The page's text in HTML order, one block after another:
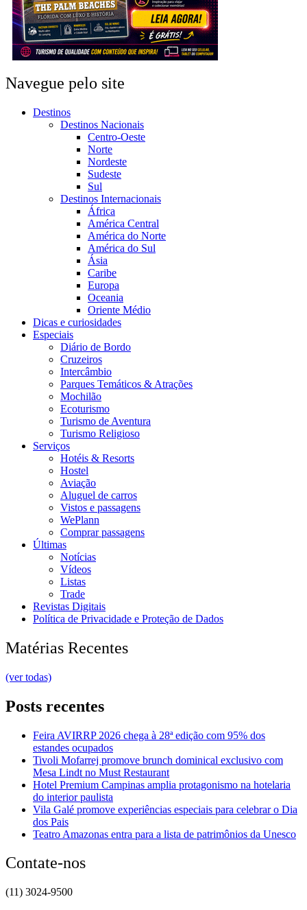
Navegue pelo site
Destinos
Destinos Nacionais
Centro-Oeste
Norte
Nordeste
Sudeste
Sul
Destinos Internacionais
África
América Central
América do Norte
América do Sul
Ásia
Caribe
Europa
Oceania
Oriente Médio
Dicas e curiosidades
Especiais
Diário de Bordo
Cruzeiros
Intercâmbio
Parques Temáticos & Atrações
Mochilão
Ecoturismo
Turismo de Aventura
Turismo Religioso
Serviços
Hotéis & Resorts
Hostel
Aviação
Aluguel de carros
Vistos e passagens
WePlann
Comprar passagens
Últimas
Notícias
Vídeos
Listas
Trade
Revistas Digitais
Política de Privacidade e Proteção de Dados
Matérias Recentes
(ver todas)
Posts recentes
Feira AVIRRP 2026 chega à 28ª edição com 95% dos
estandes ocupados
Tivoli Mofarrej promove brunch dominical exclusivo com
Mesa Lindt no Must Restaurant
Hotel Premium Campinas amplia protagonismo na hotelaria
do interior paulista
Vila Galé promove experiências especiais para celebrar o Dia
dos Pais
Teatro Amazonas entra para a lista de patrimônios da Unesco
Contate-nos
(11) 3024-9500